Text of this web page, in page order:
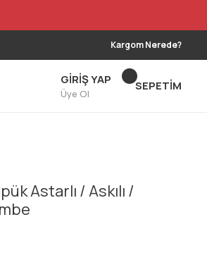
Kargom Nerede?
GİRİŞ YAP
Üye Ol
SEPETİM
Astarlı / Askılı /